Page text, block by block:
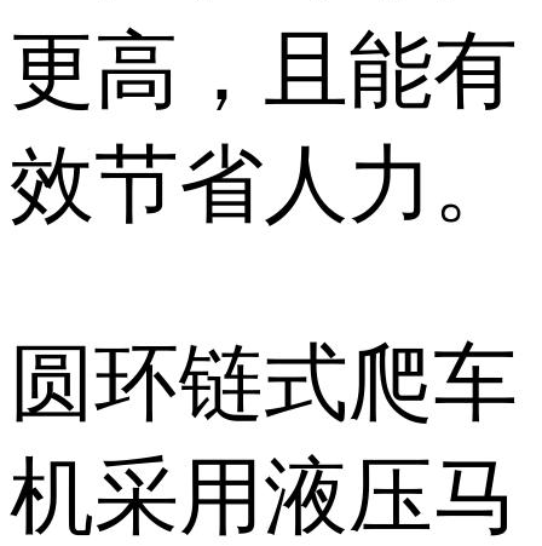
更高，且能有
效节省人力。
圆环链式爬车
机采用液压马